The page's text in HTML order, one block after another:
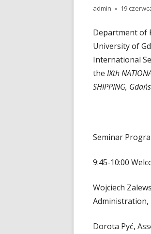
Autor
admin 19
Department of
University of
International
the IXth
SHIPPING,
Seminar
9:45-10:00
Wojciech
Administration,
Dorota Pyć,